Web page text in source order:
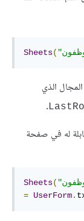
Sheets(
الذي
.
له في صفحة
Sheets(
= UserForm.